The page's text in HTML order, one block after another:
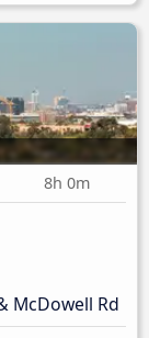
8h 0m
McDowell Rd